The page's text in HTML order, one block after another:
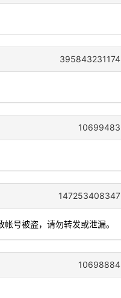
395843231174
10699483
147253408347
号被盗，请勿转发或泄漏。
10698884